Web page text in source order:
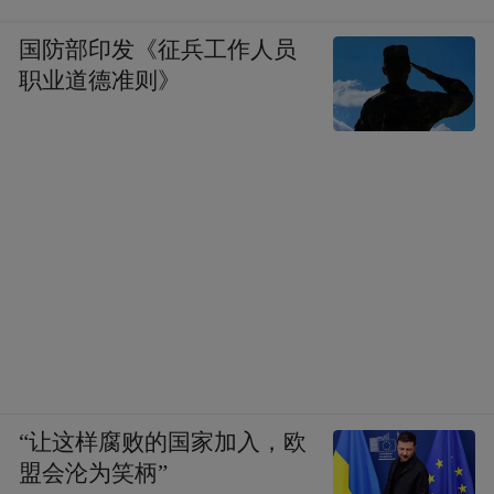
国防部印发《征兵工作人员
职业道德准则》
“让这样腐败的国家加入，欧
盟会沦为笑柄”